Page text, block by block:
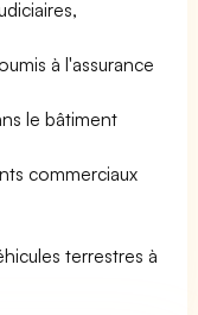
à l'assurance
le bâtiment
commerciaux
terrestres à